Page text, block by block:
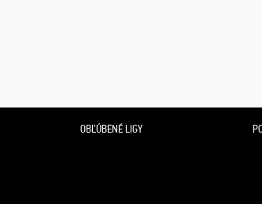
OBĽÚBENÉ LIGY